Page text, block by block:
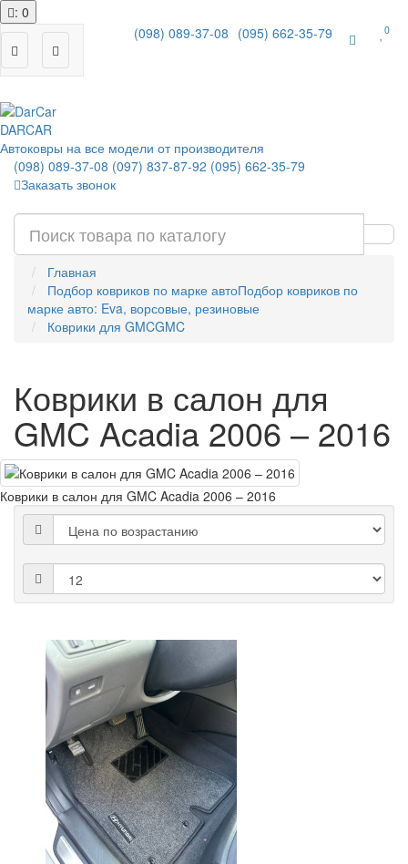
: 0
(098) 089-37-08 (095) 662-35-79 0
DARCAR
Автоковры на все модели от производителя
(098) 089-37-08 (097) 837-87-92 (095) 662-35-79
Заказать звонок
Главная
Подбор ковриков по марке автоПодбор ковриков по
марке авто: Eva, ворсовые, резиновые
Коврики для GMCGMC
Коврики в салон для
GMC Acadia 2006 – 2016
Коврики в салон для GMC Acadia 2006 – 2016